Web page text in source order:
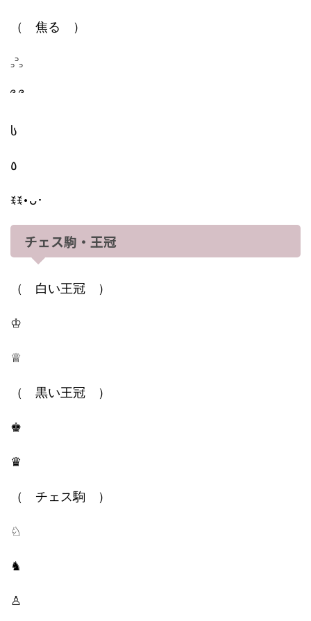
（ 焦る ）
꜆꜄꜆
՞ ՞
ს
٥
ꉂꉂ･ᴗ･
チェス駒・王冠
（ 白い王冠 ）
♔
♕
（ 黒い王冠 ）
♚
♛
（ チェス駒 ）
♘
♞
♙